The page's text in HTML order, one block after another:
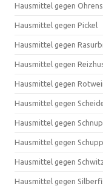
Hausmittel gegen
Hausmittel gegen Pickel
Hausmittel gegen
Hausmittel gegen
Hausmittel gegen
Hausmittel gegen
Hausmittel gegen
Hausmittel gegen
Hausmittel gegen
Hausmittel gegen